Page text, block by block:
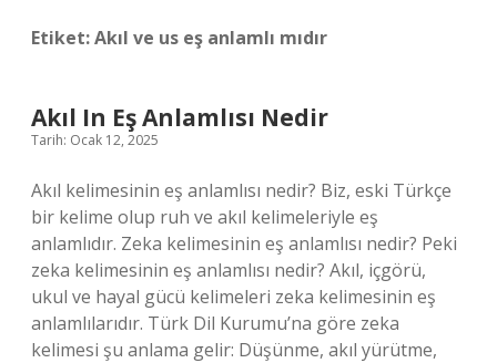
Etiket:Akıl ve us eş anlamlı mıdır
Akıl In Eş Anlamlısı Nedir
Tarih: Ocak 12, 2025
Akıl kelimesinin eş anlamlısı nedir? Biz, eski Türkçe
bir kelime olup ruh ve akıl kelimeleriyle eş
anlamlıdır. Zeka kelimesinin eş anlamlısı nedir? Peki
zeka kelimesinin eş anlamlısı nedir? Akıl, içgörü,
ukul ve hayal gücü kelimeleri zeka kelimesinin eş
anlamlılarıdır. Türk Dil Kurumu’na göre zeka
kelimesi şu anlama gelir: Düşünme, akıl yürütme,